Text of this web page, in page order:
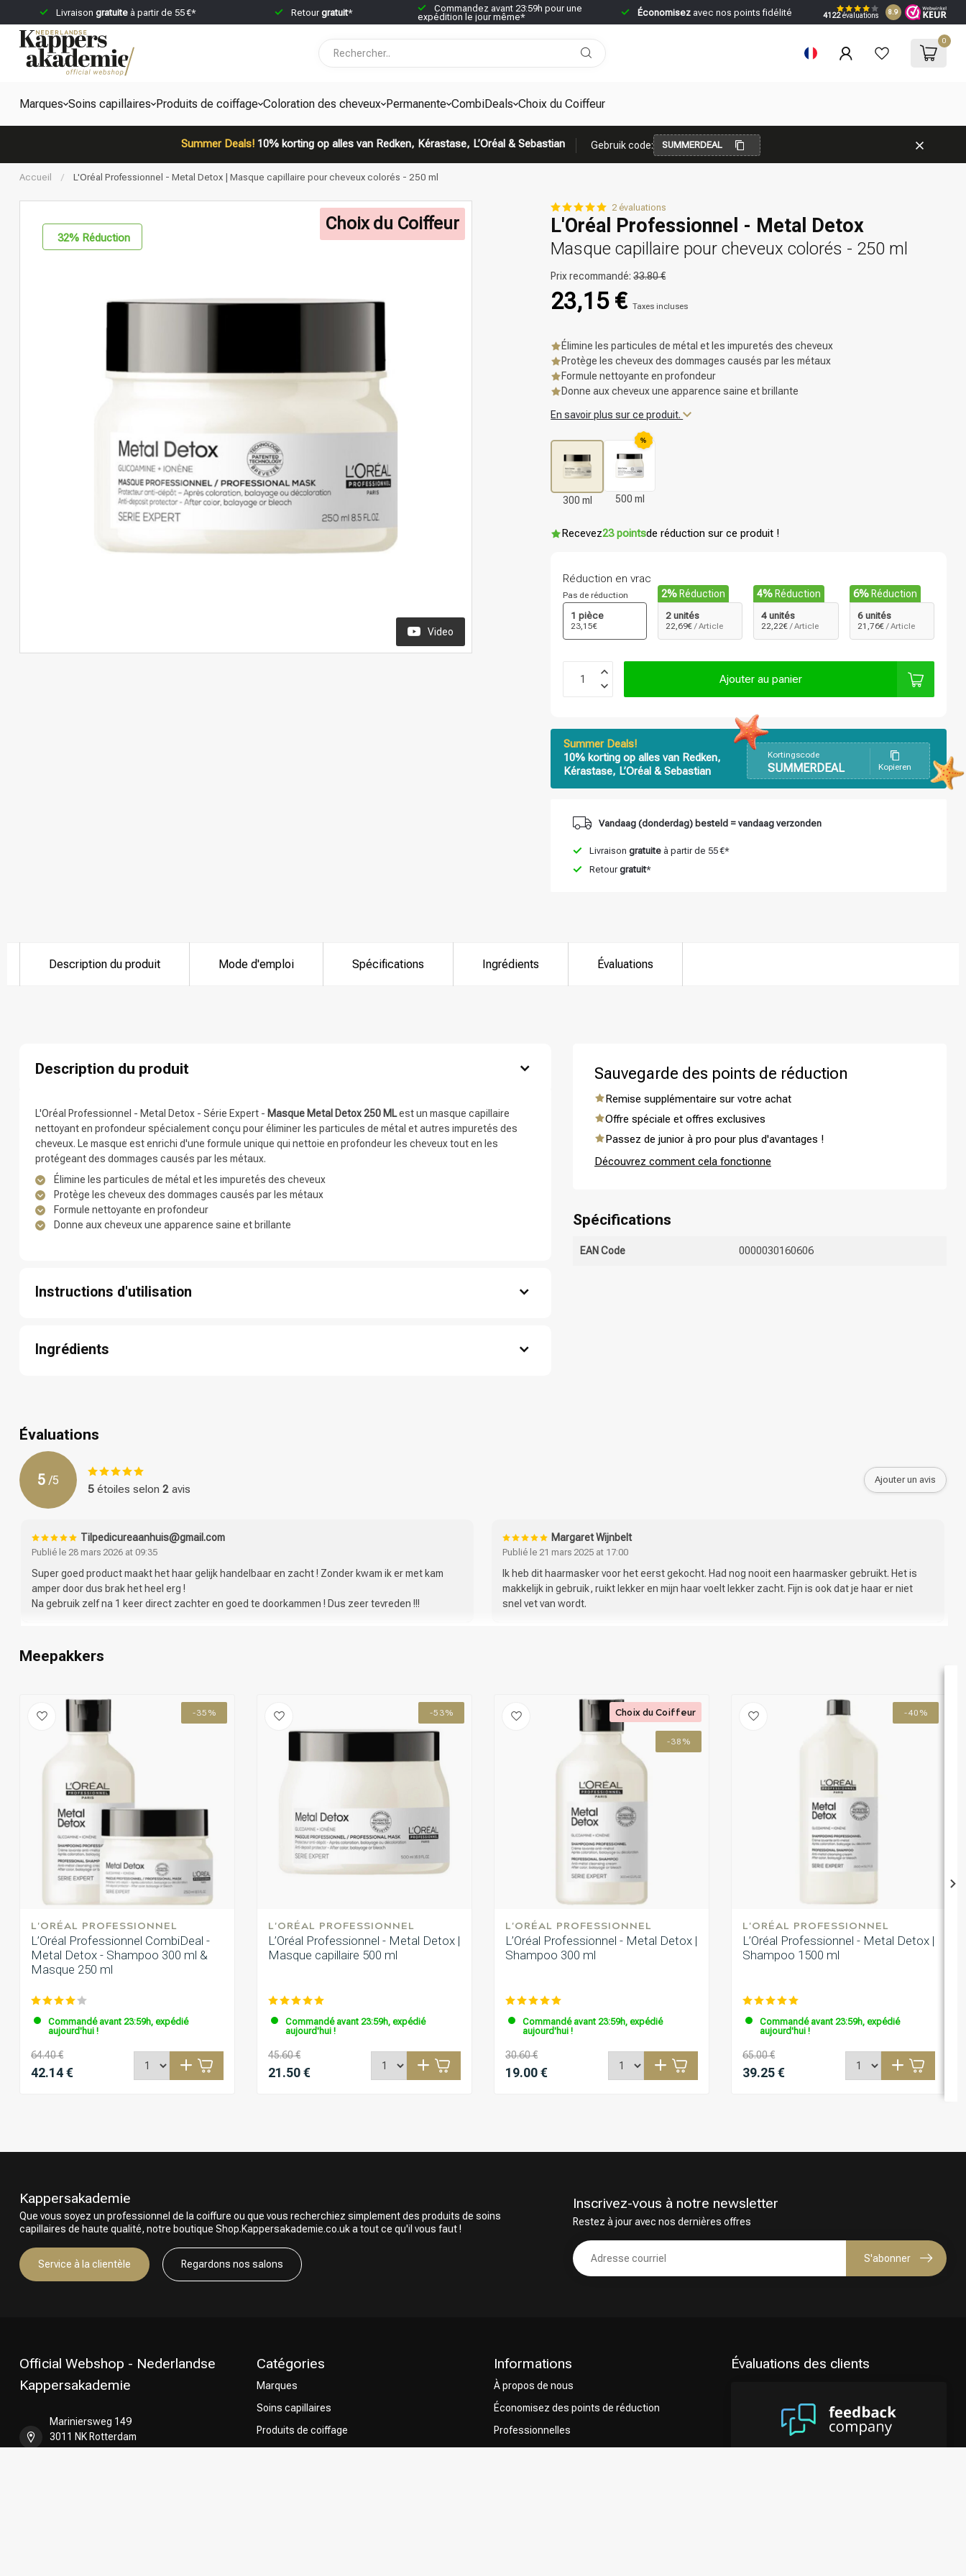
Livraison gratuiteà partir de 55 €* Retourgratuit*
Commandez avant 23:59h pour une
expédition le jour même*
Économisezavec nos points fidélité 4122évaluations 8.9
0
Marques Soins capillaires Produits de coiffage Coloration des cheveux Permanente CombiDeals Choix du Coiffeur
Summer Deals!10% korting op alles van Redken, Kérastase, L’Oréal & Sebastian Gebruik code: SUMMERDEAL
Marques Produits de coiffage Coloration des cheveux
Accueil / L'Oréal Professionnel - Metal Detox | Masque capillaire pour cheveux colorés - 250 ml
32% Réduction
Choix du Coiffeur
Video
2 évaluations
L'Oréal Professionnel - Metal Detox
Masque capillaire pour cheveux colorés - 250 ml
Prix recommandé:33.80 €
23,15 €Taxes incluses
Élimine les particules de métal et les impuretés des cheveux
Protège les cheveux des dommages causés par les métaux
Formule nettoyante en profondeur
Donne aux cheveux une apparence saine et brillante
En savoir plus sur ce produit.
300 ml
%
500 ml
Recevez23 pointsde réduction sur ce produit !
Réduction en vrac
Pas de réduction
1 pièce
23,15€
2%Réduction
2 unités
22,69€ / Article
4% Réduction
4 unités
22,22€ / Article
6%Réduction
6 unités
21,76€ / Article
Ajouter au panier
Summer Deals!
10% korting op alles van Redken,
Kérastase, L’Oréal & Sebastian
Kortingscode
SUMMERDEAL Kopieren
Vandaag (donderdag) besteld = vandaag verzonden
Livraisongratuite à partir de 55 €*
Retourgratuit*
Description du produit Mode d'emploi Spécifications Ingrédients Évaluations
Description du produit
L'Oréal Professionnel - Metal Detox - Série Expert - Masque Metal Detox 250 MLest un masque capillaire
nettoyant en profondeur spécialement conçu pour éliminer les particules de métal et autres impuretés des
cheveux. Le masque est enrichi d'une formule unique qui nettoie en profondeur les cheveux tout en les
protégeant des dommages causés par les métaux.
Élimine les particules de métal et les impuretés des cheveux
Protège les cheveux des dommages causés par les métaux
Formule nettoyante en profondeur
Donne aux cheveux une apparence saine et brillante
Instructions d'utilisation
Étape 2: Massez doucement le produit dans les cheveux et le cuir chevelu.
Étape 3: Laissez le produit agir pendant 5 à 10 minutes.
Ingrédients
/ Fragrance
Sauvegarde des points de réduction
Remise supplémentaire sur votre achat
Offre spéciale et offres exclusives
Passez de junior à pro pour plus d'avantages !
Découvrez comment cela fonctionne
Spécifications
EAN Code 0000030160606
Évaluations
5 /5
5 étoiles selon 2 avis
Ajouter un avis
Tilpedicureaanhuis@gmail.com
Publié le 28 mars 2026 at 09:35
Super goed product maakt het haar gelijk handelbaar en zacht ! Zonder kwam ik er met kam
amper door dus brak het heel erg !
Na gebruik zelf na 1 keer direct zachter en goed te doorkammen ! Dus zeer tevreden !!!
Margaret Wijnbelt
Publié le 21 mars 2025 at 17:00
Ik heb dit haarmasker voor het eerst gekocht. Had nog nooit een haarmasker gebruikt. Het is
makkelijk in gebruik, ruikt lekker en mijn haar voelt lekker zacht. Fijn is ook dat je haar er niet
snel vet van wordt.
Meepakkers
-35%
L'ORÉAL PROFESSIONNEL
L’Oréal Professionnel CombiDeal -
Metal Detox - Shampoo 300 ml &
Masque 250 ml
Commandé avant 23:59h, expédié
aujourd'hui !
64.40 €
42.14 €
-53%
L'ORÉAL PROFESSIONNEL
L’Oréal Professionnel - Metal Detox |
Masque capillaire 500 ml
Commandé avant 23:59h, expédié
aujourd'hui !
45.60 €
21.50 €
-38%
L'ORÉAL PROFESSIONNEL
L’Oréal Professionnel - Metal Detox |
Shampoo 300 ml
Commandé avant 23:59h, expédié
aujourd'hui !
30.60 €
19.00 €
Choix du Coiffeur -40%
L'ORÉAL PROFESSIONNEL
L’Oréal Professionnel - Metal Detox |
Shampoo 1500 ml
Commandé avant 23:59h, expédié
aujourd'hui !
65.00 €
39.25 €
Kappersakademie
Que vous soyez un professionnel de la coiffure ou que vous recherchiez simplement des produits de soins
capillaires de haute qualité, notre boutique Shop.Kappersakademie.co.uk a tout ce qu'il vous faut !
Service à la clientèle Regardons nos salons
Inscrivez-vous à notre newsletter
Restez à jour avec nos dernières offres
S'abonner
Official Webshop - Nederlandse
Kappersakademie
Mariniersweg 149
3011 NK Rotterdam
Catégories
Marques
Soins capillaires
Produits de coiffage
Informations
À propos de nous
Économisez des points de réduction
Professionnelles
Évaluations des clients